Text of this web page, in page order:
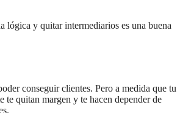
lógica y quitar intermediarios es una buena
conseguir clientes. Pero a medida que tu
te quitan margen y te hacen depender de